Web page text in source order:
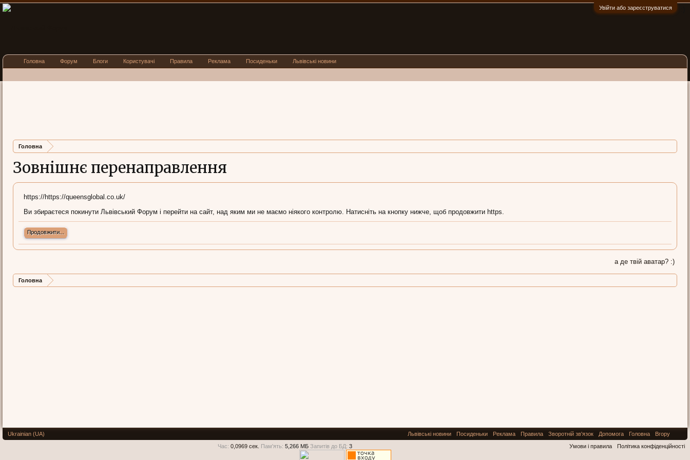
Увійти або зареєструватися
Головна
Зовнішнє перенаправлення
https://https://queensglobal.co.uk/
Ви збираєтеся покинути Львівський Форум і перейти на сайт, над яким ми не маємо ніякого контролю. Натисніть на кнопку нижче, щоб продовжити https.
Продовжити...
а де твій аватар? :)
Головна
Головна Форум Блоги Користувачі Правила Реклама Посиденьки Львівські новини
Ukrainian (UA) Львівські новини Посиденьки Реклама Правила Зворотній зв'язок Допомога Головна
Вгору
Умови і правила
Політика конфіденційності
Час: 0,0969 сек. Пам'ять: 5,266 МБ Запитів до БД: 3